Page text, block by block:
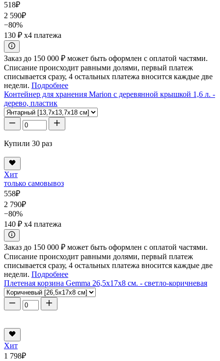
518₽
2 590₽
−80%
130 ₽ x4 платежа
Заказ до 150 000 ₽ может быть оформлен с оплатой частями.
Списание происходит равными долями, первый платеж
списывается сразу, 4 остальных платежа вносится каждые две
недели. Подробнее
Контейнер для хранения Marion с деревянной крышкой 1,6 л. -
дерево, пластик
Купили 30 раз
Хит
только самовывоз
558₽
2 790₽
−80%
140 ₽ x4 платежа
Заказ до 150 000 ₽ может быть оформлен с оплатой частями.
Списание происходит равными долями, первый платеж
списывается сразу, 4 остальных платежа вносится каждые две
недели. Подробнее
Плетеная корзина Gemma 26,5x17x8 см. - светло-коричневая
Хит
1 798₽